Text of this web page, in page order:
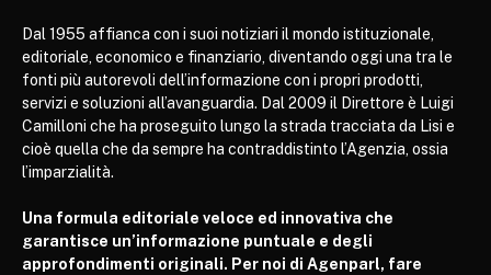
Dal 1955 affianca con i suoi notiziari il mondo istituzionale,
editoriale, economico e finanziario, diventando oggi una tra le
fonti più autorevoli dell’informazione con i propri prodotti,
servizi e soluzioni all’avanguardia. Dal 2009 il Direttore è Luigi
Camilloni che ha proseguito lungo la strada tracciata da Lisi e
cioè quella che da sempre ha contraddistinto l’Agenzia, ossia
l’imparzialità.
Una formula editoriale veloce ed innovativa che
garantisce un’informazione puntuale e degli
approfondimenti originali. Per noi di Agenparl, fare